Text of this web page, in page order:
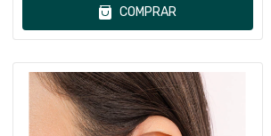
COMPRAR